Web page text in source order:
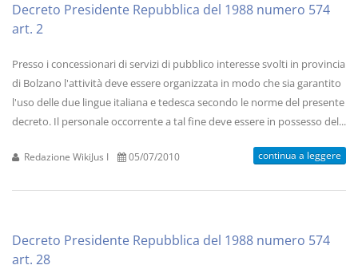
Decreto Presidente Repubblica del 1988 numero 574
art. 2
Presso i concessionari di servizi di pubblico interesse svolti in provincia
di Bolzano l'attività deve essere organizzata in modo che sia garantito
l'uso delle due lingue italiana e tedesca secondo le norme del presente
decreto. Il personale occorrente a tal fine deve essere in possesso del...
Redazione WikiJus I 05/07/2010 continua a leggere
Decreto Presidente Repubblica del 1988 numero 574
art. 28